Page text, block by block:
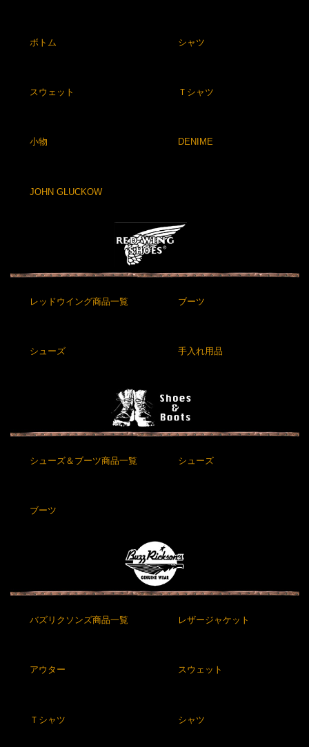
ボトム シャツ
スウェット Ｔシャツ
小物 DENIME
JOHN GLUCKOW
レッドウイング商品一覧 ブーツ
シューズ 手入れ用品
シューズ＆ブーツ商品一覧 シューズ
ブーツ
バズリクソンズ商品一覧 レザージャケット
アウター スウェット
Ｔシャツ シャツ